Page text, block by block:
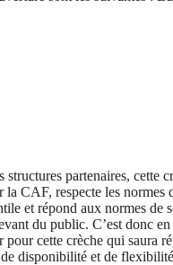
structures partenaires, cette
la CAF, respecte les normes
et répond aux normes de
du public. C’est donc
pour cette crèche qui saura
de disponibilité et de flexibilité